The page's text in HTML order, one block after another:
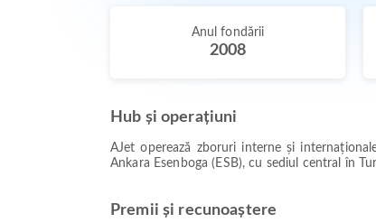
Anul fondării
2008
Hub și operațiuni
AJet operează zboruri interne și
Ankara Esenboga (ESB), cu sediul central în
Premii și recunoaștere